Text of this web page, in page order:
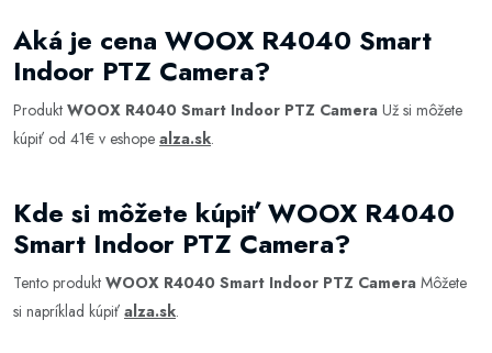
Aká je cena WOOX R4040 Smart
Indoor PTZ Camera?
Produkt WOOX R4040 Smart Indoor PTZ Camera Už si môžete
kúpiť od 41€ v eshope alza.sk.
Kde si môžete kúpiť WOOX R4040
Smart Indoor PTZ Camera?
Tento produkt WOOX R4040 Smart Indoor PTZ Camera Môžete
si napríklad kúpiť alza.sk.